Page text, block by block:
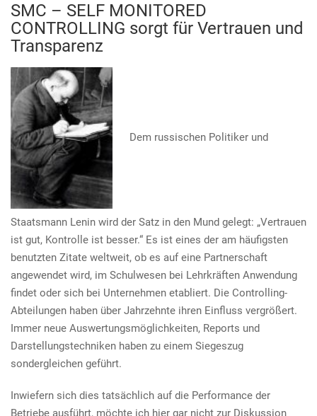
SMC – SELF MONITORED
CONTROLLING sorgt für Vertrauen und
Transparenz
Dem russischen Politiker und
Staatsmann Lenin wird der Satz in den Mund gelegt: „Vertrauen
ist gut, Kontrolle ist besser.“ Es ist eines der am häufigsten
benutzten Zitate weltweit, ob es auf eine Partnerschaft
angewendet wird, im Schulwesen bei Lehrkräften Anwendung
findet oder sich bei Unternehmen etabliert. Die Controlling-
Abteilungen haben über Jahrzehnte ihren Einfluss vergrößert.
Immer neue Auswertungsmöglichkeiten, Reports und
Darstellungstechniken haben zu einem Siegeszug
sondergleichen geführt.
Inwiefern sich dies tatsächlich auf die Performance der
Betriebe ausführt, möchte ich hier gar nicht zur Diskussion